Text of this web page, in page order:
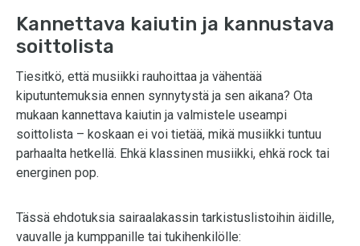
Kannettava kaiutin ja kannustava
soittolista
Tiesitkö, että musiikki rauhoittaa ja vähentää
kiputuntemuksia ennen synnytystä ja sen aikana? Ota
mukaan kannettava kaiutin ja valmistele useampi
soittolista – koskaan ei voi tietää, mikä musiikki tuntuu
parhaalta hetkellä. Ehkä klassinen musiikki, ehkä rock tai
energinen pop.
Tässä ehdotuksia sairaalakassin tarkistuslistoihin äidille,
vauvalle ja kumppanille tai tukihenkilölle: